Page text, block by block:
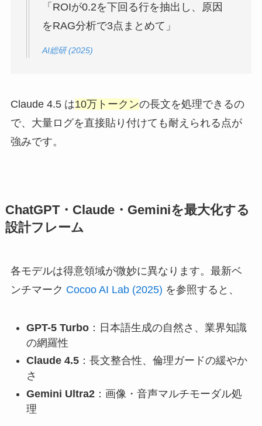
「ROIが0.2を下回る行を抽出し、原因
をRAG分析で3点まとめて」
AI総研 (2025)
Claude 4.5 は10万トークンの長文を処理できるの
で、大量ログを直接貼り付けても耐えられる点が
強みです。
ChatGPT・Claude・Geminiを最大化する
設計フレーム
各モデルは得意領域が微妙に異なります。最新ベ
ンチマーク Cocoo AI Lab (2025) を参照すると、
GPT-5 Turbo：日本語生成の自然さ、業界知識
の網羅性
Claude 4.5：長文整合性、倫理ガードの緩やか
さ
Gemini Ultra2：画像・音声マルチモーダル処
理